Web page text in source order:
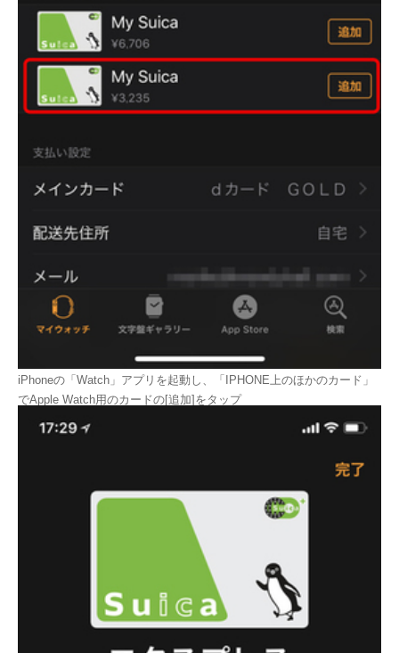
iPhoneの「Watch」アプリを起動し、「IPHONE上のほかのカード」
でApple Watch用のカードの[追加]をタップ